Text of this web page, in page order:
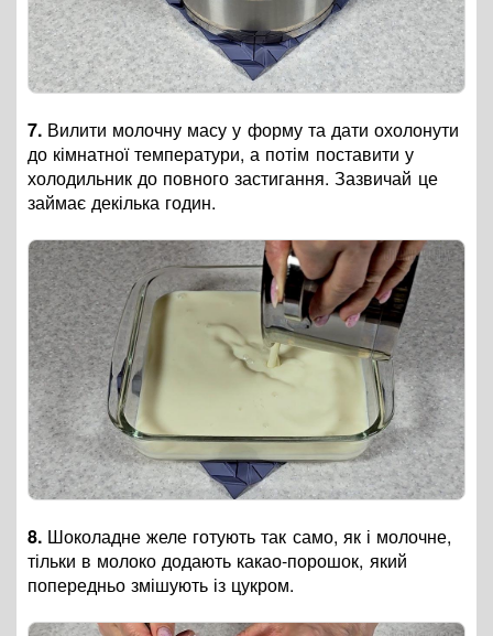
7. Вилити молочну масу у форму та дати охолонути
до кімнатної температури, а потім поставити у
холодильник до повного застигання. Зазвичай це
займає декілька годин.
8. Шоколадне желе готують так само, як і молочне,
тільки в молоко додають какао-порошок, який
попередньо змішують із цукром.